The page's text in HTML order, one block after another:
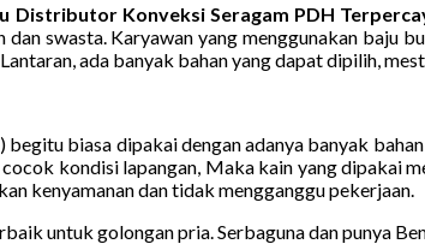
Distributor Konveksi Seragam PDH
dan swasta. Karyawan yang menggunakan baju
ada banyak bahan yang dapat dipilih,
biasa dipakai dengan adanya banyak
kondisi lapangan, Maka kain yang dipakai
kenyamanan dan tidak mengganggu pekerjaan.
untuk golongan pria. Serbaguna dan punya